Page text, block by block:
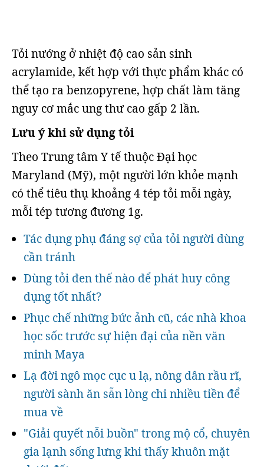
Tỏi nướng ở nhiệt độ cao sản sinh
acrylamide, kết hợp với thực phẩm khác có
thể tạo ra benzopyrene, hợp chất làm tăng
nguy cơ mắc ung thư cao gấp 2 lần.
Lưu ý khi sử dụng tỏi
Theo Trung tâm Y tế thuộc Đại học
Maryland (Mỹ), một người lớn khỏe mạnh
có thể tiêu thụ khoảng 4 tép tỏi mỗi ngày,
mỗi tép tương đương 1g.
Tác dụng phụ đáng sợ của tỏi người dùng
cần tránh
Dùng tỏi đen thế nào để phát huy công
dụng tốt nhất?
Phục chế những bức ảnh cũ, các nhà khoa
học sốc trước sự hiện đại của nền văn
minh Maya
Lạ đời ngô mọc cục u lạ, nông dân rầu rĩ,
người sành ăn sẵn lòng chi nhiều tiền để
mua về
"Giải quyết nỗi buồn" trong mộ cổ, chuyên
gia lạnh sống lưng khi thấy khuôn mặt